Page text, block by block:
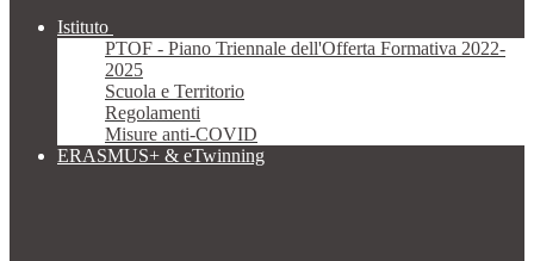
Istituto
PTOF - Piano Triennale dell'Offerta Formativa 2022-
2025
Scuola e Territorio
Regolamenti
Misure anti-COVID
ERASMUS+ & eTwinning